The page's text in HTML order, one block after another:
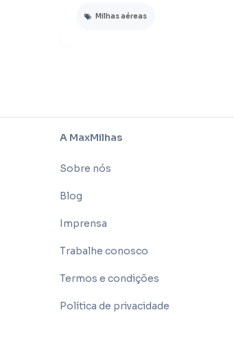
Milhas aéreas
A MaxMilhas
Sobre nós
Blog
Imprensa
Trabalhe conosco
Termos e condições
Política de privacidade